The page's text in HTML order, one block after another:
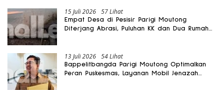
15 Juli 2026 57 Lihat
Empat Desa di Pesisir Parigi Moutong
Diterjang Abrasi, Puluhan KK dan Dua Rumah
13 Juli 2026 54 Lihat
Bappelitbangda Parigi Moutong Optimalkan
Peran Puskesmas, Layanan Mobil Jenazah